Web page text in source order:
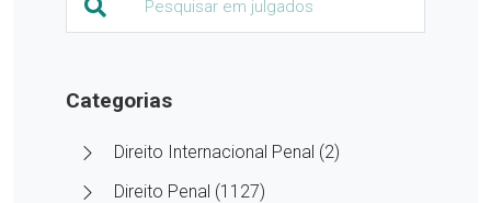
Categorias
Direito Internacional Penal (2)
Direito Penal (1127)